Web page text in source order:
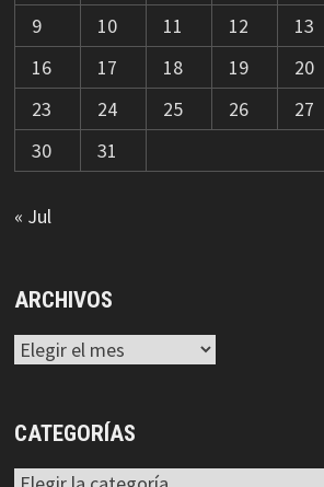
9
10 11 12 13
16
17 18 19 20
23
24 25 26 27
30
31
« Jul
ARCHIVOS
Archivos
CATEGORÍAS